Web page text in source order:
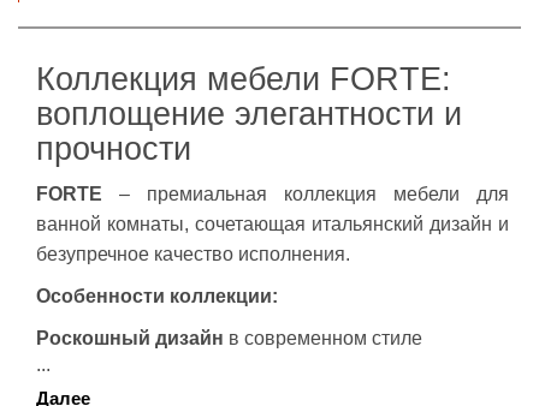
КОНТАКТЫ
РАСПРОДАЖА
Коллекция мебели FORTE:
воплощение элегантности и
прочности
FORTE – премиальная коллекция мебели для
ванной комнаты, сочетающая итальянский дизайн и
безупречное качество исполнения.
Особенности коллекции:
Роскошный дизайн в современном стиле
...
Далее